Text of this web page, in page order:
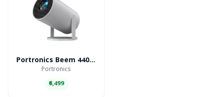
Portronics Beem 440 Smart LED Projector
Portronics
₹6,499